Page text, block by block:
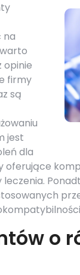
na
opinie
firmy
są
jest
dla
o